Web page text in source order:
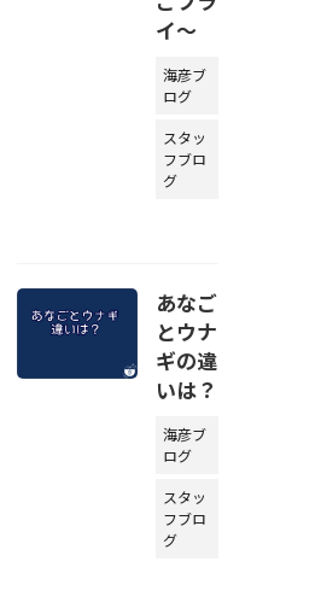
イ～
海彦ブ
ログ
スタッ
フブロ
グ
あなご
とウナ
ギの違
いは？
海彦ブ
ログ
スタッ
フブロ
グ